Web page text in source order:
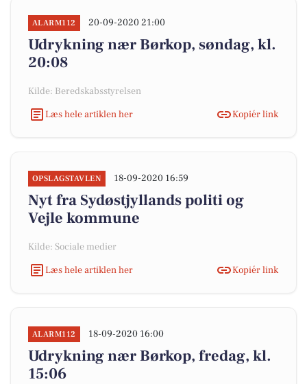
ALARM112 20-09-2020 21:00
Udrykning nær Børkop, søndag, kl.
20:08
Kilde: Beredskabsstyrelsen
Læs hele artiklen her
Kopiér link
OPSLAGSTAVLEN 18-09-2020 16:59
Nyt fra Sydøstjyllands politi og
Vejle kommune
Kilde: Sociale medier
Læs hele artiklen her
Kopiér link
ALARM112 18-09-2020 16:00
Udrykning nær Børkop, fredag, kl.
15:06